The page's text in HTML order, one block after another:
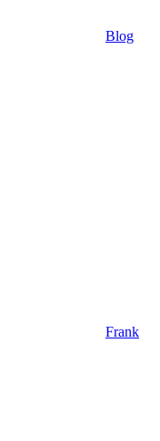
Blog
Frank